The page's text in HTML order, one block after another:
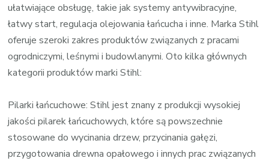
ułatwiające obsługę, takie jak systemy antywibracyjne,
łatwy start, regulacja olejowania łańcucha i inne. Marka Stihl
oferuje szeroki zakres produktów związanych z pracami
ogrodniczymi, leśnymi i budowlanymi. Oto kilka głównych
kategorii produktów marki Stihl:
Pilarki łańcuchowe: Stihl jest znany z produkcji wysokiej
jakości pilarek łańcuchowych, które są powszechnie
stosowane do wycinania drzew, przycinania gałęzi,
przygotowania drewna opałowego i innych prac związanych